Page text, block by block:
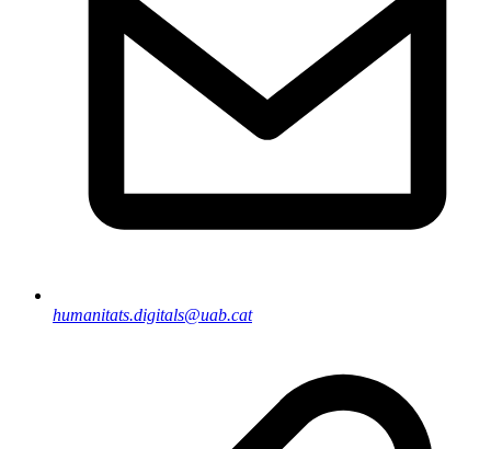
humanitats.digitals@uab.cat